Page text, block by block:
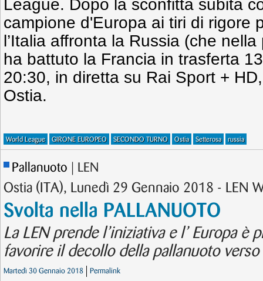
League. Dopo la sconfitta subita
campione d'Europa ai tiri di rigore
l’Italia affronta la Russia (che
ha battuto la Francia in trasferta
20:30, in diretta su Rai Sport +
Ostia.
World League GIRONE EUROPEO SECONDO TURNO Ostia Setterosa russia
Pallanuoto | LEN
Ostia (ITA), Lunedì 29 Gennaio 2018 - LEN
Svolta nella PALLANUOTO
La LEN prende l’iniziativa e l’ Europa è
favorire il decollo della pallanuoto
Martedì 30 Gennaio 2018 Permalink